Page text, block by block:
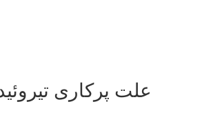
علت پرکاری